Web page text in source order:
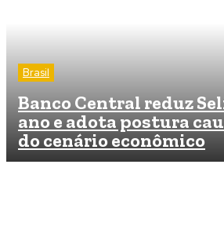
Brasil
Banco Central reduz
ano e adota postura
do cenário econômico